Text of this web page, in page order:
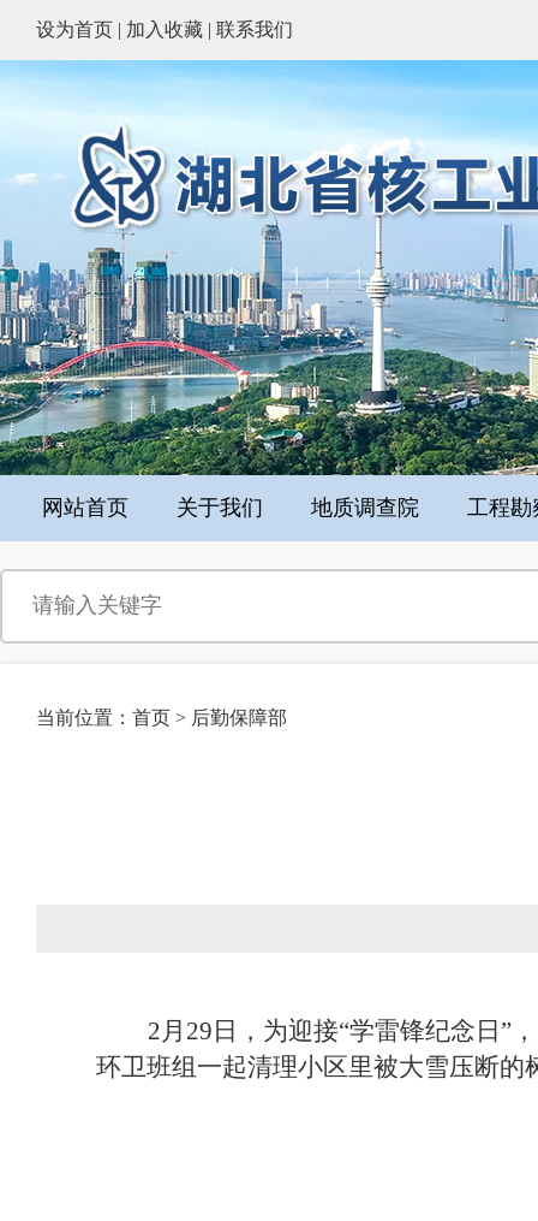
设为首页 | 加入收藏 | 联系我们
网站首页 关于我们 地质调查院 工程勘
当前位置： 首页 > 后勤保障部
2月29日，为迎接“学雷锋纪念日”
环卫班组一起清理小区里被大雪压断